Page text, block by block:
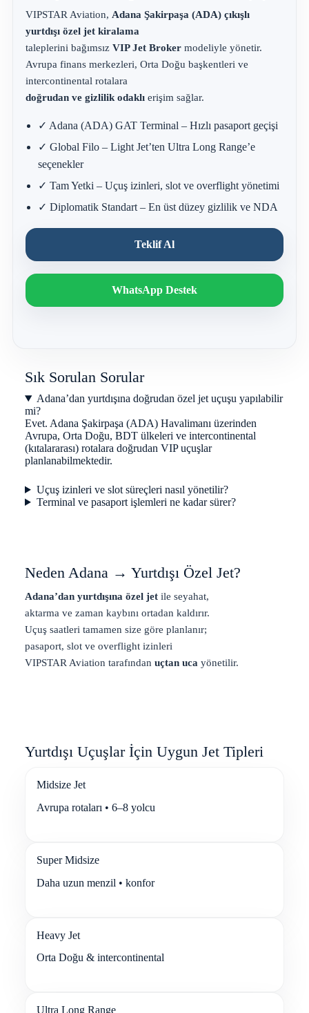
VIPSTAR Aviation, Adana Şakirpaşa (ADA) çıkışlı
yurtdışı özel jet kiralama
taleplerini bağımsız VIP Jet Brokermodeliyle yönetir.
Avrupa finans merkezleri, Orta Doğu başkentleri ve
intercontinental rotalara
doğrudan ve gizlilik odaklıerişim sağlar.
✓ Adana (ADA) GAT Terminal – Hızlı pasaport geçişi
✓ Global Filo – Light Jet’ten Ultra Long Range’e
seçenekler
✓ Tam Yetki – Uçuş izinleri, slot ve overflight yönetimi
✓ Diplomatik Standart – En üst düzey gizlilik ve NDA
Teklif Al
WhatsApp Destek
Sık Sorulan Sorular
Adana’dan yurtdışına doğrudan özel jet uçuşu yapılabilir
mi?
Evet. Adana Şakirpaşa (ADA) Havalimanı üzerinden
Avrupa, Orta Doğu, BDT ülkeleri ve intercontinental
(kıtalararası) rotalara doğrudan VIP uçuşlar
planlanabilmektedir.
Uçuş izinleri ve slot süreçleri nasıl yönetilir?
Terminal ve pasaport işlemleri ne kadar sürer?
Neden Adana → Yurtdışı Özel Jet?
Adana’dan yurtdışına özel jetile seyahat,
aktarma ve zaman kaybını ortadan kaldırır.
Uçuş saatleri tamamen size göre planlanır;
pasaport, slot ve overflight izinleri
VIPSTAR Aviation tarafından uçtan uca yönetilir.
Yurtdışı Uçuşlar İçin Uygun Jet Tipleri
Midsize Jet
Avrupa rotaları • 6–8 yolcu
Super Midsize
Daha uzun menzil • konfor
Heavy Jet
Orta Doğu & intercontinental
Ultra Long Range